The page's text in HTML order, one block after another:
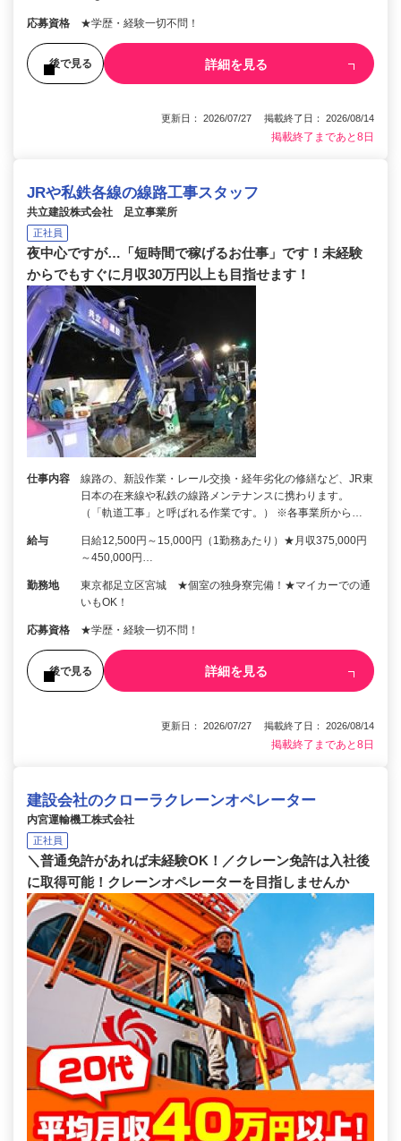
応募資格 ★学歴・経験一切不問！
後で見る 詳細を見る
更新日： 2026/07/27 掲載終了日： 2026/08/14
掲載終了まであと8日
JRや私鉄各線の線路工事スタッフ
共立建設株式会社 足立事業所
正社員
夜中心ですが…「短時間で稼げるお仕事」です！未経験
からでもすぐに月収30万円以上も目指せます！
仕事内容
線路の、新設作業・レール交換・経年劣化の修繕など、JR東
日本の在来線や私鉄の線路メンテナンスに携わります。
（「軌道工事」と呼ばれる作業です。） ※各事業所から…
給与
日給12,500円～15,000円（1勤務あたり）★月収375,000円
～450,000円…
勤務地
東京都足立区宮城 ★個室の独身寮完備！★マイカーでの通
いもOK！
応募資格 ★学歴・経験一切不問！
後で見る 詳細を見る
更新日： 2026/07/27 掲載終了日： 2026/08/14
掲載終了まであと8日
建設会社のクローラクレーンオペレーター
内宮運輸機工株式会社
正社員
＼普通免許があれば未経験OK！／クレーン免許は入社後
に取得可能！クレーンオペレーターを目指しませんか